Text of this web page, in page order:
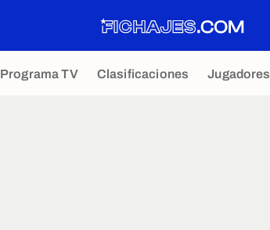
Programa TV Clasificaciones Jugadores